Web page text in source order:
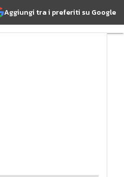
Aggiungi tra i preferiti su Google